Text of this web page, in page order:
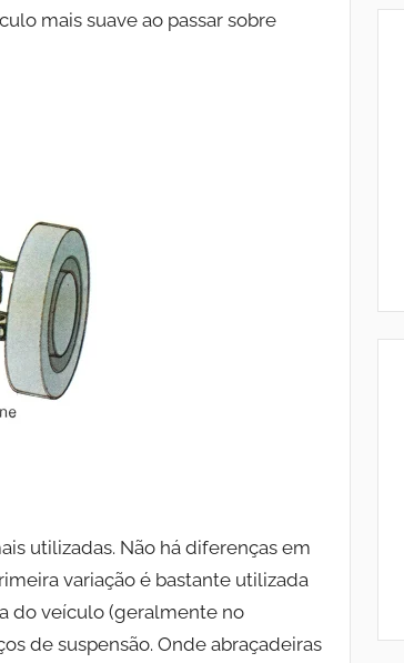
mais suave ao passar sobre
utilizadas. Não há diferenças em
variação é bastante utilizada
do veículo (geralmente no
de suspensão. Onde abraçadeiras